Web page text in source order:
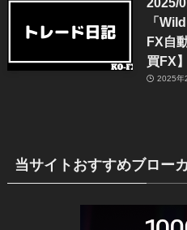
「
FX自
買FX】
2025年
当サイトおすすめブロー